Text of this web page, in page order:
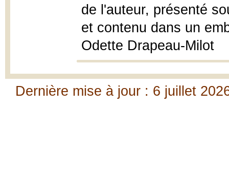
de l'auteur, présenté
et contenu dans un
Odette Drapeau-Milot
Dernière mise à jour : 6 juillet